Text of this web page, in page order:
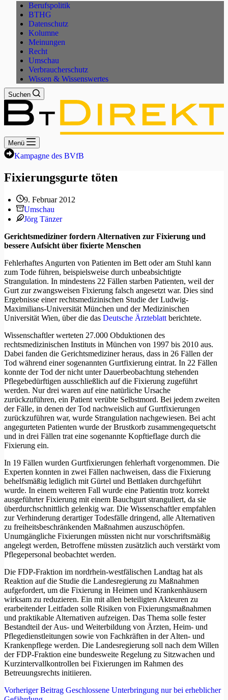
Berufspolitik
BTHG
Datenschutz
Kolumne
Meinungen
Recht
Umschau
Verbraucherschutz
Wissen & Wissenswertes
Suchen
Menü
Kampagne des BVfB
Fixierungsgurte töten
9. Februar 2012
Umschau
Jörg Tänzer
Gerichtsmediziner fordern Alternativen zur Fixierung und
bessere Aufsicht über fixierte Menschen
Fehlerhaftes Angurten von Patienten im Bett oder am Stuhl kann
zum Tode führen, beispielsweise durch unbeabsichtigte
Strangulation. In mindestens 22 Fällen starben Patienten, weil der
Gurt zur zwangsweisen Fixierung falsch angesetzt war. Dies sind
Ergebnisse einer rechtsmedizinischen Studie der Ludwig-
Maximilians-Universität München und der Medizinischen
Universität Wien, über die das Deutsche Ärzteblatt berichtete.
Wissenschaftler werteten 27.000 Obduktionen des
rechtsmedizinischen Instituts in München von 1997 bis 2010 aus.
Dabei fanden die Gerichtsmediziner heraus, dass in 26 Fällen der
Tod während einer sogenannten Gurtfixierung eintrat. In 22 Fällen
konnte der Tod der nicht unter Dauerbeobachtung stehenden
Pflegebedürftigen ausschließlich auf die Fixierung zugeführt
werden. Nur drei waren auf eine natürliche Ursache
zurückzuführen, ein Patient verübte Selbstmord. Bei jedem zweiten
der Fälle, in denen der Tod nachweislich auf Gurtfixierungen
zurückzuführen war, wurde Strangulation nachgewiesen. Bei acht
angegurteten Patienten wurde der Brustkorb zusammengequetscht
und in drei Fällen trat eine sogenannte Kopftieflage durch die
Fixierung ein.
In 19 Fällen wurden Gurtfixierungen fehlerhaft vorgenommen. Die
Experten konnten in zwei Fällen nachweisen, dass die Fixierung
behelfsmäßig lediglich mit Gürtel und Bettlaken durchgeführt
wurde. In einem weiteren Fall wurde eine Patientin trotz korrekt
ausgeführter Fixierung mit einem Bauchgurt stranguliert, da sie
überdurchschnittlich gelenkig war. Die Wissenschaftler empfahlen
zur Verhinderung derartiger Todesfälle dringend, alle Alternativen
zu freiheitsbeschränkenden Maßnahmen auszuschöpfen.
Unumgängliche Fixierungen müssten nicht nur vorschriftsmäßig
angelegt werden, Betroffene müssten zusätzlich auch verstärkt vom
Pflegepersonal beobachtet werden.
Die FDP-Fraktion im nordrhein-westfälischen Landtag hat als
Reaktion auf die Studie die Landesregierung zu Maßnahmen
aufgefordert, um die Fixierung in Heimen und Krankenhäusern
wirksam zu reduzieren. Ein mit allen beteiligten Akteuren zu
erarbeitender Leitfaden solle Risiken von Fixierungsmaßnahmen
und praktikable Alternativen aufzeigen. Das Thema solle fester
Bestandteil der Aus- und Weiterbildung von Ärzten, Heim- und
Pflegedienstleitungen sowie von Fachkräften in der Alten- und
Krankenpflege werden. Die Landesregierung soll nach dem Willen
der FDP-Fraktion eine bundesweite Regelung zu Sitzwachen und
Kurzintervallkontrollen bei Fixierungen im Rahmen des
Betreuungsrechts initiieren.
VorherigerBeitrag Geschlossene Unterbringung nur bei erheblicher